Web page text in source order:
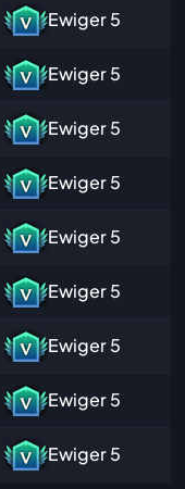
Ewiger5
Ewiger5
Ewiger5
Ewiger5
Ewiger5
Ewiger5
Ewiger5
Ewiger5
Ewiger5